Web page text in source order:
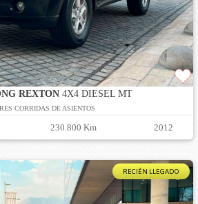
REXTON4X4 DIESEL MT
CORRIDAS DE ASIENTOS
230.800 Km 2012
RECIÉN LLEGADO